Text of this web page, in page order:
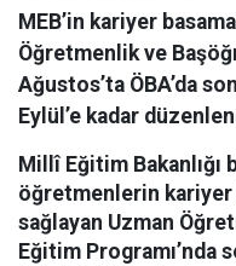
MEB’in kariyer
Öğretmenlik ve
Ağustos’ta ÖBA’da
Eylül’e kadar
Millî Eğitim Bakanlığı
öğretmenlerin kariyer
sağlayan Uzman
Eğitim Programı’nda